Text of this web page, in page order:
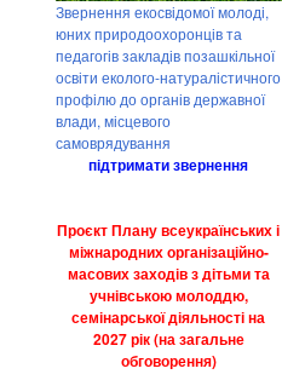
Звернення екосвідомої молоді,
юних природоохоронців та
педагогів закладів позашкільної
освіти еколого-натуралістичного
профілю до органів державної
влади, місцевого
самоврядування
підтримати звернення
Проєкт Плану всеукраїнських і
міжнародних організаційно-
масових заходів з дітьми та
учнівською молоддю,
семінарської діяльності на
2027 рік (на загальне
обговорення)